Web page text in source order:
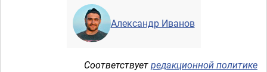
Александр Иванов
Соответствуетредакционной политике